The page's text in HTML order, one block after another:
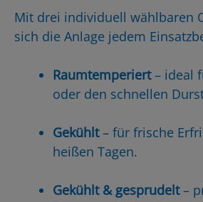
Mit drei individuell wählbaren
sich die Anlage jedem
Raumtemperiert– ideal
oder den schnellen
Gekühlt– für frische
heißen Tagen.
Gekühlt & gesprudelt–